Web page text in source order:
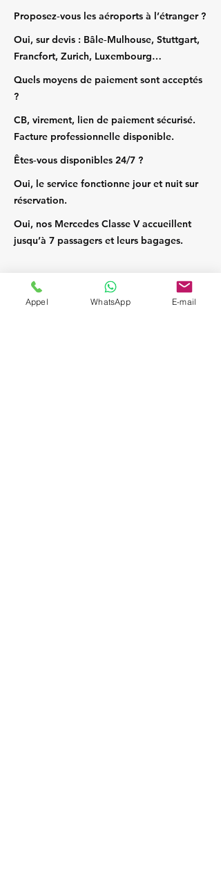
Proposez‑vous les aéroports à l’étranger ?
Oui, sur devis : Bâle‑Mulhouse, Stuttgart,
Francfort, Zurich, Luxembourg…
Quels moyens de paiement sont acceptés
?
CB, virement, lien de paiement sécurisé.
Facture professionnelle disponible.
Êtes‑vous disponibles 24/7 ?
Oui, le service fonctionne jour et nuit sur
réservation.
Oui, nos Mercedes Classe V accueillent
jusqu’à 7 passagers et leurs bagages.
Appel WhatsApp E-mail